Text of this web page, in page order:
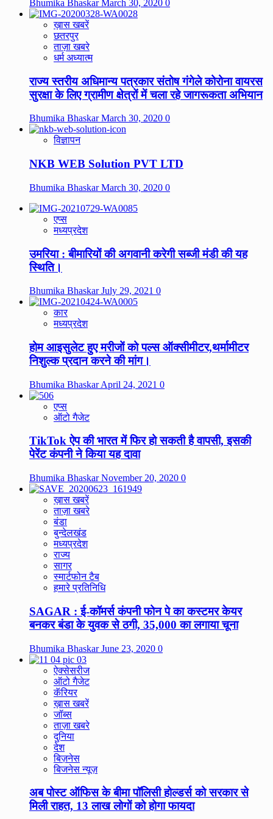
Bhumika Bhaskar March 30, 2020 0
ख़ास खबरें
छतरपुर
ताज़ा खबरे
धर्म अध्यात्म
राज्य स्तरीय अधिमान्य पत्रकार संतोष गंगेले कोरोना वायरस
सुरक्षा के लिए ग्रामीण क्षेत्रों में चला रहे जागरूकता अभियान
Bhumika BhaskarMarch 30, 2020 0
विज्ञापन
NKB WEB Solution PVT LTD
Bhumika BhaskarMarch 30, 2020 0
एप्स
मध्यप्रदेश
उमरिया : बीमारियों की अगवानी करेगी सब्जी मंडी की यह
स्थिति।
Bhumika BhaskarJuly 29, 2021 0
कार
मध्यप्रदेश
होम आइसुलेट हुए मरीजों को पल्स ऑक्सीमीटर,थर्मामीटर
निशुल्क प्रदान करने की मांग।
Bhumika BhaskarApril 24, 2021 0
एप्स
ऑटो गैजेट
TikTok ऐप की भारत में फिर हो सकती है वापसी, इसकी
पेरेंट कंपनी ने किया यह दावा
Bhumika BhaskarNovember 20, 2020 0
ख़ास खबरें
ताज़ा खबरे
बंडा
बुन्देलखंड
मध्यप्रदेश
राज्य
सागर
स्मार्टफोन टैब
हमारे प्रतिनिधि
SAGAR : ई-कॉमर्स कंपनी फोन पे का कस्टमर केयर
बनकर बंडा के युवक से ठगी, 35,000 का लगाया चूना
Bhumika BhaskarJune 23, 2020 0
ऐक्सेसरीज
ऑटो गैजेट
कॅरियर
ख़ास खबरें
जॉब्स
ताज़ा खबरे
दुनिया
देश
बिज़नेस
बिजनेस न्यूज़
अब पोस्ट ऑफिस के बीमा पॉलिसी होल्डर्स को सरकार से
मिली राहत, 13 लाख लोगों को होगा फायदा